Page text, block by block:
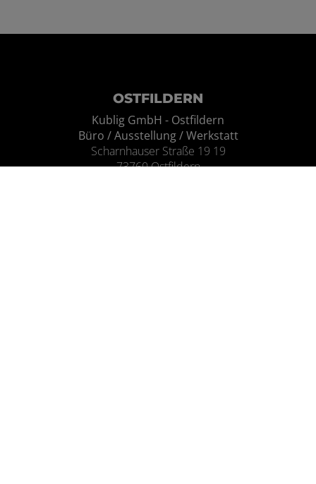
OSTFILDERN
Kublig GmbH - Ostfildern
Büro / Ausstellung / Werkstatt
Scharnhauser Straße 19 19
73760 Ostfildern